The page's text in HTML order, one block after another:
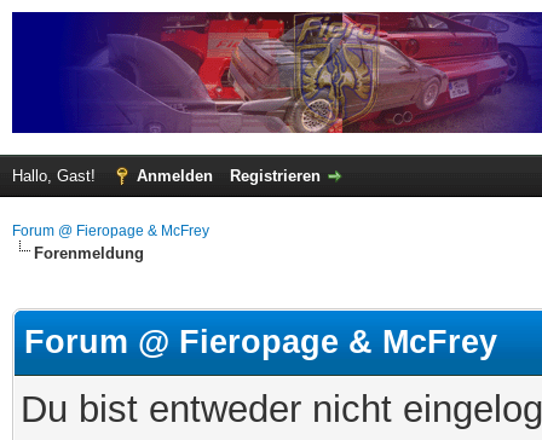
Hallo, Gast! Anmelden Registrieren
Forum @ Fieropage & McFrey
Forenmeldung
Forum @ Fieropage & McFrey
Du bist entweder nicht